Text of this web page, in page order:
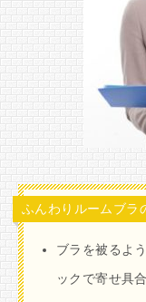
ふんわりルームブラ
ブラを被るよ
ックで寄せ具